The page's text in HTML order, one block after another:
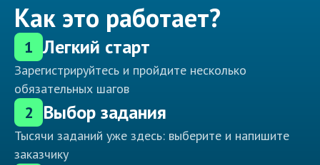
Как это работает?
1 Легкий старт
Зарегистрируйтесь и пройдите несколько
обязательных шагов
2 Выбор задания
Тысячи заданий уже здесь: выберите и напишите
заказчику